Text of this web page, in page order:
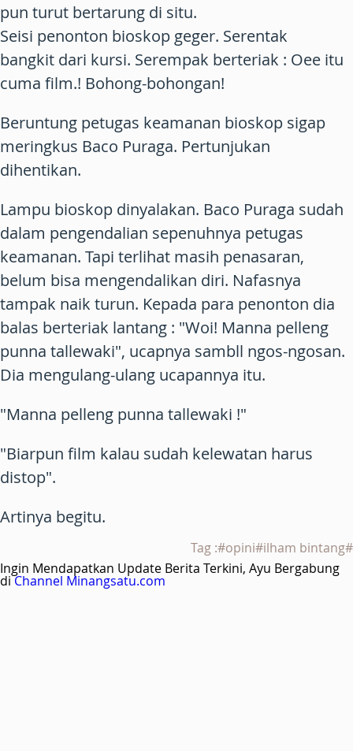
pun turut bertarung di situ.
Seisi penonton bioskop geger. Serentak
bangkit dari kursi. Serempak berteriak : Oee itu
cuma film.! Bohong-bohongan!
Beruntung petugas keamanan bioskop sigap
meringkus Baco Puraga. Pertunjukan
dihentikan.
Lampu bioskop dinyalakan. Baco Puraga sudah
dalam pengendalian sepenuhnya petugas
keamanan. Tapi terlihat masih penasaran,
belum bisa mengendalikan diri. Nafasnya
tampak naik turun. Kepada para penonton dia
balas berteriak lantang : "Woi! Manna pelleng
punna tallewaki", ucapnya sambll ngos-ngosan.
Dia mengulang-ulang ucapannya itu.
"Manna pelleng punna tallewaki !"
"Biarpun film kalau sudah kelewatan harus
distop".
Artinya begitu.
Tag :#opini#ilham bintang#
Ingin Mendapatkan Update Berita Terkini, Ayu Bergabung
diChannel Minangsatu.com